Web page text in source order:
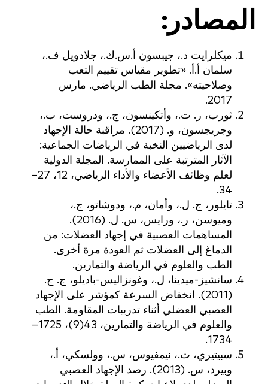
المصادر:
ميكلرايت د.، جيبسون أ.س.ك.، جلادويل ف.،
سلمان أ.أ. «تطوير مقياس تقييم التعب
وصلاحيته». مجلة الطب الرياضي. مارس
2017.
ثورب، ر. ت.، وأتكينسون، ج.، ودروست، ب.،
وجريجسون، و. (2017). مراقبة حالة الإجهاد
لدى الرياضيين النخبة في الرياضات الجماعية:
الآثار المترتبة على الممارسة. المجلة الدولية
لعلم وظائف الأعضاء والأداء الرياضي، 12، 27–
34.
تايلور، ج. ل.، وأمان، م.، ودوشاتو، ج.،
وميوسن، ر.، ورايس، س. ل. (2016).
المساهمات العصبية في إجهاد العضلات: من
الدماغ إلى العضلات ثم العودة مرة أخرى.
الطب والعلوم في الرياضة والتمارين.
سانشيز-ميدينا، ل.، وغونزاليس-باديلو، ج. ج.
(2011). انخفاض السرعة كمؤشر على الإجهاد
العصبي العضلي أثناء تدريبات المقاومة. الطب
والعلوم في الرياضة والتمارين، 43(9)، 1725–
1734.
سبيتيري، ت.، نيمفيوس، س.، وولسكي، أ.،
وبيرد، س. (2013). رصد الإجهاد العصبي